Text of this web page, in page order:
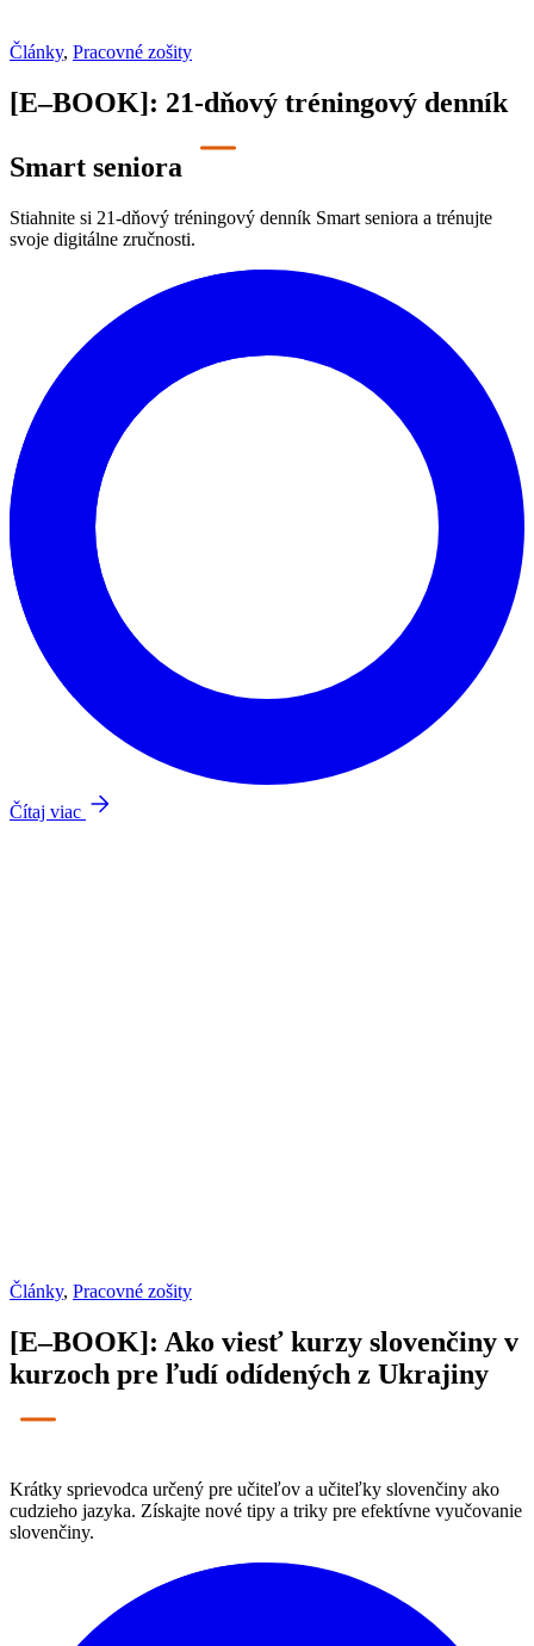
Články, Pracovné zošity
[E–BOOK]: 21-dňový tréningový denník
Smart seniora
Stiahnite si 21-dňový tréningový denník Smart seniora a trénujte
svoje digitálne zručnosti.
Čítaj viac
Články, Pracovné zošity
[E–BOOK]: Ako viesť kurzy slovenčiny v
kurzoch pre ľudí odídených z Ukrajiny
Krátky sprievodca určený pre učiteľov a učiteľky slovenčiny ako
cudzieho jazyka. Získajte nové tipy a triky pre efektívne vyučovanie
slovenčiny.